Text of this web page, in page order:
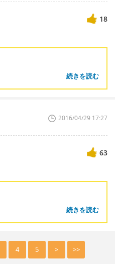
18
続きを読む
2016/04/29 17:27
63
続きを読む
4 5 > >>